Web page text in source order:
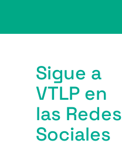
Sigue a
VTLP en
las Redes
Sociales